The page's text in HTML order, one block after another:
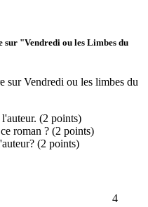
sur "Vendredi ou les Limbes du
sur Vendredi ou les limbes du
(2 points)
roman ? (2 points)
(2 points)
4